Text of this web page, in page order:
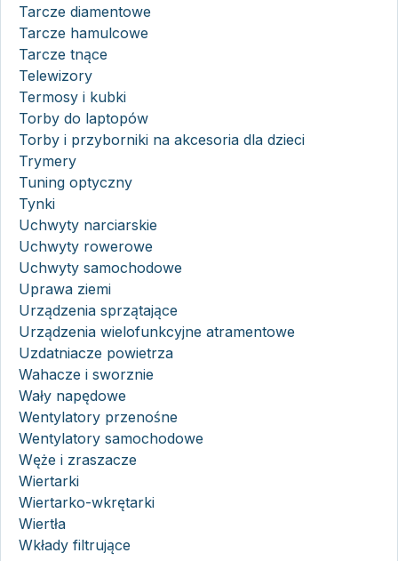
Tarcze diamentowe
Tarcze hamulcowe
Tarcze tnące
Telewizory
Termosy i kubki
Torby do laptopów
Torby i przyborniki na akcesoria dla dzieci
Trymery
Tuning optyczny
Tynki
Uchwyty narciarskie
Uchwyty rowerowe
Uchwyty samochodowe
Uprawa ziemi
Urządzenia sprzątające
Urządzenia wielofunkcyjne atramentowe
Uzdatniacze powietrza
Wahacze i sworznie
Wały napędowe
Wentylatory przenośne
Wentylatory samochodowe
Węże i zraszacze
Wiertarki
Wiertarko-wkrętarki
Wiertła
Wkłady filtrujące